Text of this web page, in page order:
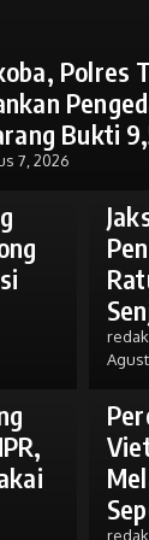
Polres
Bukti
7, 2026